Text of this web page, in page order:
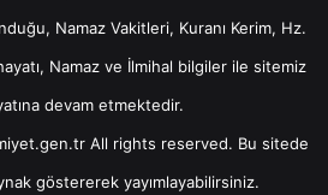
Namaz Vakitleri, Kuranı Kerim, Hz.
Namaz ve İlmihal bilgiler ile sitemiz
devam etmektedir.
All rights reserved. Bu sitede
göstererek yayımlayabilirsiniz.